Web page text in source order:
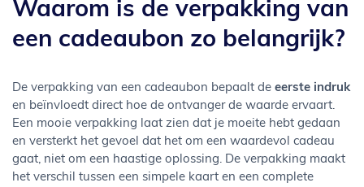
Waarom is de verpakking van
een cadeaubon zo belangrijk?
De verpakking van een cadeaubon bepaalt de eerste indruk
en beïnvloedt direct hoe de ontvanger de waarde ervaart.
Een mooie verpakking laat zien dat je moeite hebt gedaan
en versterkt het gevoel dat het om een waardevol cadeau
gaat, niet om een haastige oplossing. De verpakking maakt
het verschil tussen een simpele kaart en een complete